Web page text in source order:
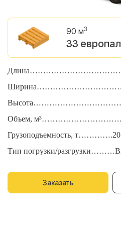
90 м3
33
Объем,
Грузоподъемность, т………….20
Тип погрузки/
Заказать